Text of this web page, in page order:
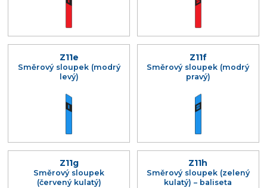
Z11e
Směrový sloupek (modrý
levý)
Z11f
Směrový sloupek (modrý
pravý)
Z11g
Směrový sloupek
(červený kulatý)
Z11h
Směrový sloupek (zelený
kulatý) – baliseta